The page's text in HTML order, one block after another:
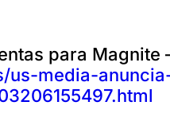
para Magnite
us-media-